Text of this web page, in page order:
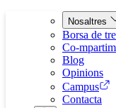
Nosaltres
Borsa de
Co-mpartim
Blog
Opinions
Campus
Contacta